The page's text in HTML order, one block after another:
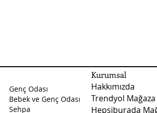
Genç Odası
Bebek ve Genç Odası
Sehpa
Kurumsal
Hakkımızda
Trendyol Mağaza
Hepsiburada